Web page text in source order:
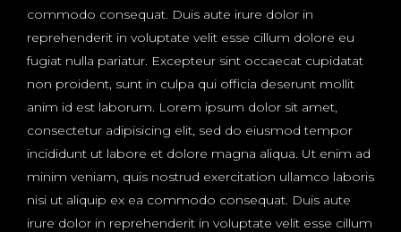
commodo consequat. Duis aute irure dolor in
reprehenderit in voluptate velit esse cillum dolore eu
fugiat nulla pariatur. Excepteur sint occaecat cupidatat
non proident, sunt in culpa qui officia deserunt mollit
anim id est laborum. Lorem ipsum dolor sit amet,
consectetur adipisicing elit, sed do eiusmod tempor
incididunt ut labore et dolore magna aliqua. Ut enim ad
minim veniam, quis nostrud exercitation ullamco laboris
nisi ut aliquip ex ea commodo consequat. Duis aute
irure dolor in reprehenderit in voluptate velit esse cillum